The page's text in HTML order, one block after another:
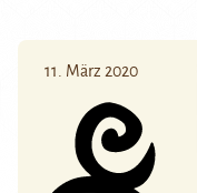
11. März 2020